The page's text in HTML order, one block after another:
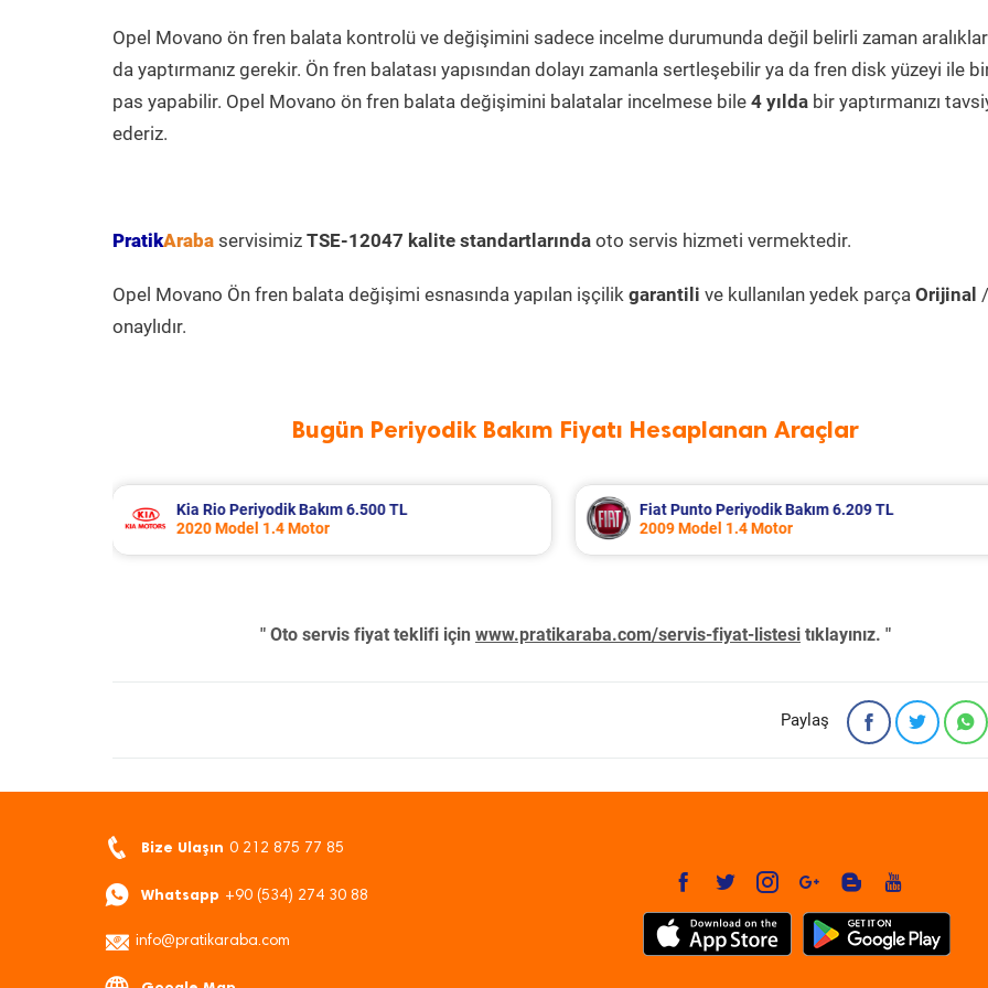
Opel Movano ön fren balata kontrolü ve değişimini sadece incelme durumunda değil belirli zaman
da yaptırmanız gerekir. Ön fren balatası yapısından dolayı zamanla sertleşebilir ya da fren disk yüzeyi ile
pas yapabilir. Opel Movano ön fren balata değişimini balatalar incelmese bile 4 yılda bir yaptırmanızı
ederiz.
PratikAraba servisimiz TSE-12047 kalite standartlarında oto servis hizmeti vermektedir.
Opel Movano Ön fren balata değişimi esnasında yapılan işçilik garantili ve kullanılan yedek parça Orijinal /
onaylıdır.
Bugün Periyodik Bakım Fiyatı Hesaplanan Araçlar
Fiat Punto Periyodik Bakım 6.209 TL
2009 Model 1.4 Motor
Fiat Marea Periyodik Bakım 4.946 TL
2004 Model 1.6 Motor
" Oto servis fiyat teklifi için www.pratikaraba.com/servis-fiyat-listesi tıklayınız. "
Paylaş
Bize Ulaşın 0 212 875 77 85
Whatsapp +90 (534) 274 30 88
info@pratikaraba.com